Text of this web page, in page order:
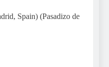
Spain) (Pasadizo de